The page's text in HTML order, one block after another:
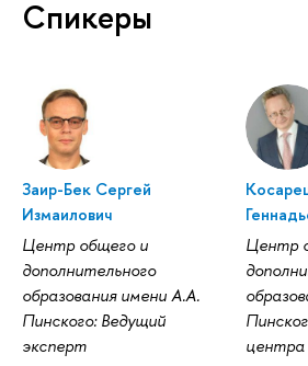
Спикеры
Заир-Бек Сергей
Измаилович
Центр общего и
дополнительного
образования имени А.А.
Пинского: Ведущий
эксперт
Центр
центра